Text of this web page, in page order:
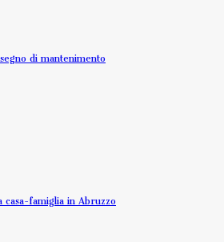
di mantenimento
casa-famiglia in Abruzzo